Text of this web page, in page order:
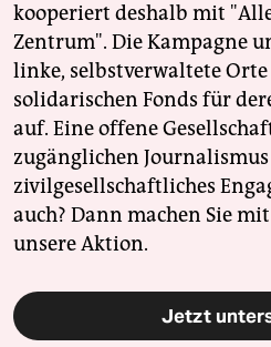
kooperiert deshalb mit
Zentrum". Die Kampagne
linke, selbstverwaltete
solidarischen Fonds für
auf. Eine offene
zugänglichen
zivilgesellschaftliches
auch? Dann machen Sie
unsere Aktion.
Jetzt